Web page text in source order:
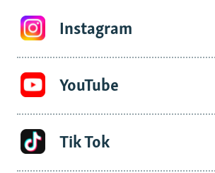
Instagram
YouTube
Tik Tok